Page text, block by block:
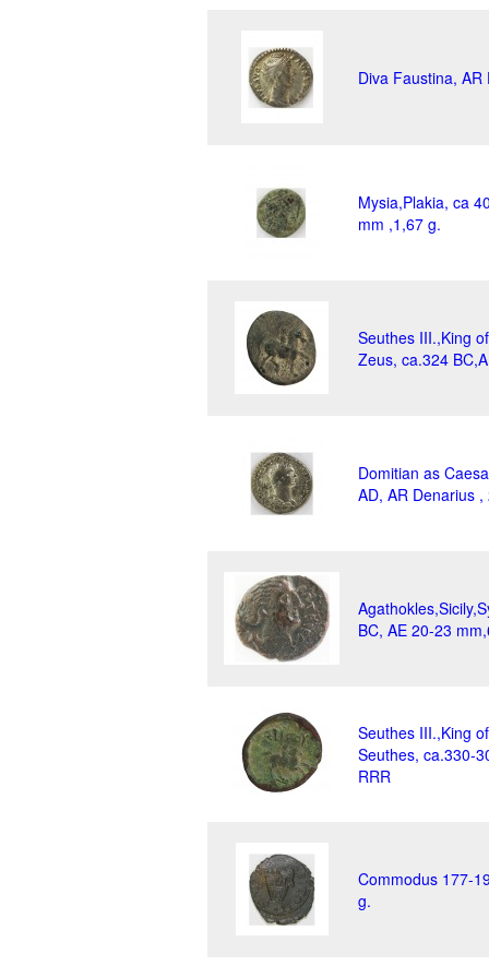
Diva Faustina,
Mysia,Plakia, ca
mm ,1,67 g.
Seuthes III.,King
Zeus, ca.324
Domitian as
AD, AR Denarius ,
BC, AE 20-23
Seuthes III.,King
Seuthes, ca.330-
RRR
Commodus 177-
g.